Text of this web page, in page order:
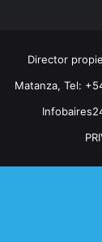
Director
Matanza, Tel: